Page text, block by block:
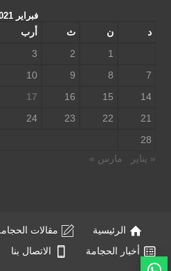
فبراير 2021
د ن ث أرب
1
2
3
7
8
9
10
14
15
16
17
21
22
23
24
28
« يناير
مارس »
الرئيسية مقالات
أخبار الحجامة
الاتصال بنا